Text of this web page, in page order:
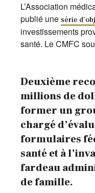
L’Association
publié une série
investissements
santé. Le CMFC
Deuxième
millions de
former un
chargé
formulaires
santé et à
fardeau
de famille.